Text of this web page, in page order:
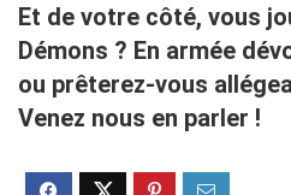
Et de votre côté, vous
Démons ? En armée
ou prêterez-vous
Venez nous en parler !